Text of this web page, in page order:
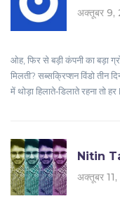
अक्तूबर 9,
ओह, फिर से बड़ी कंपनी का बड़ा
मिलती? सब्सक्रिप्शन विंडो तीन
में थोड़ा हिलाते‑डिलाते रहना तो
Nitin
अक्तूबर